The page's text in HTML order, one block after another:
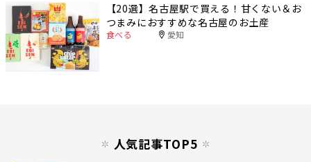
【20選】名古屋駅で買える！甘くない＆お
つまみにおすすめな名古屋のお土産
食べる 愛知
人気記事TOP5